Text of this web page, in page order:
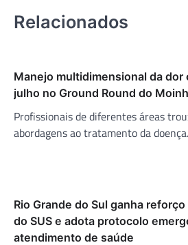
Relacionados
Manejo multidimensional da dor
julho no Ground Round do
Profissionais de diferentes áreas
abordagens ao tratamento da doença.
Rio Grande do Sul ganha
do SUS e adota protocolo
atendimento de saúde